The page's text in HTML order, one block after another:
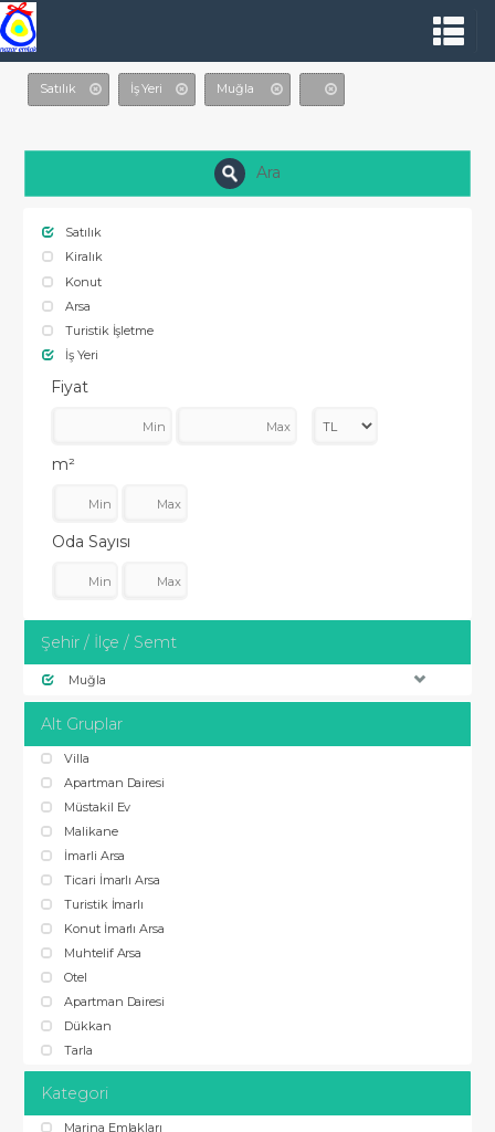
Satılık İş Yeri Muğla
Ara
Satılık
Kiralık
Konut
Arsa
Turistik İşletme
İş Yeri
Fiyat
m²
Oda Sayısı
Şehir / İlçe / Semt
Muğla
Alt Gruplar
Villa
Apartman Dairesi
Müstakil Ev
Malikane
İmarli Arsa
Ticari İmarlı Arsa
Turistik İmarlı
Konut İmarlı Arsa
Muhtelif Arsa
Otel
Apartman Dairesi
Dükkan
Tarla
Kategori
Marina Emlakları